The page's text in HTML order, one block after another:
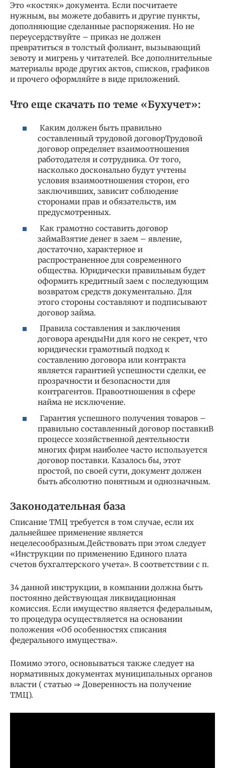
Это «костяк» документа. Если посчитаете
нужным, вы можете добавить и другие пункты,
дополняющие сделанные распоряжения. Но не
переусердствуйте – приказ не должен
превратиться в толстый фолиант, вызывающий
зевоту и мигрень у читателей. Все дополнительные
материалы вроде других актов, списков, графиков
и прочего оформляйте в виде приложений.
Что еще скачать по теме «Бухучет»:
Каким должен быть правильно
составленный трудовой договорТрудовой
договор определяет взаимоотношения
работодателя и сотрудника. От того,
насколько досконально будут учтены
условия взаимоотношения сторон, его
заключивших, зависит соблюдение
сторонами прав и обязательств, им
предусмотренных.
Как грамотно составить договор
займаВзятие денег в заем – явление,
достаточно, характерное и
распространенное для современного
общества. Юридически правильным будет
оформить кредитный заем с последующим
возвратом средств документально. Для
этого стороны составляют и подписывают
договор займа.
Правила составления и заключения
договора арендыНи для кого не секрет, что
юридически грамотный подход к
составлению договора или контракта
является гарантией успешности сделки, ее
прозрачности и безопасности для
контрагентов. Правоотношения в сфере
найма не исключение.
Гарантия успешного получения товаров –
правильно составленный договор поставкиВ
процессе хозяйственной деятельности
многих фирм наиболее часто используется
договор поставки. Казалось бы, этот
простой, по своей сути, документ должен
быть абсолютно понятным и однозначным.
Законодательная база
Списание ТМЦ требуется в том случае, если их
дальнейшее применение является
нецелесообразным.Действовать при этом следует
«Инструкции по применению Единого плата
счетов бухгалтерского учета». В соответствии с п.
34 данной инструкции, в компании должна быть
постоянно действующая ликвидационная
комиссия. Если имущество является федеральным,
то процедура осуществляется на основании
положения «Об особенностях списания
федерального имущества».
Помимо этого, основываться также следует на
нормативных документах муниципальных органов
власти ( статью ⇒ Доверенность на получение
ТМЦ).